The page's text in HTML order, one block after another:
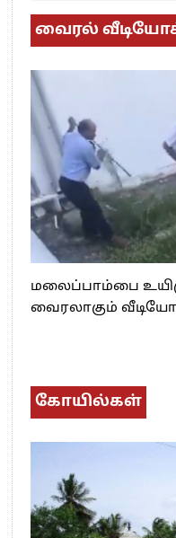
வைரல்
மலைப்பாம்பை
வைரலாகும் வீடியோ
கோயில்கள்